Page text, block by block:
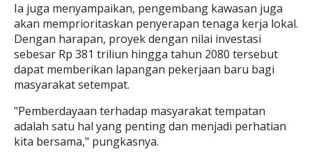
Ia juga menyampaikan, pengembang kawasan juga
akan memprioritaskan penyerapan tenaga kerja lokal.
Dengan harapan, proyek dengan nilai investasi
sebesar Rp 381 triliun hingga tahun 2080 tersebut
dapat memberikan lapangan pekerjaan baru bagi
masyarakat setempat.
"Pemberdayaan terhadap masyarakat tempatan
adalah satu hal yang penting dan menjadi perhatian
kita bersama," pungkasnya.